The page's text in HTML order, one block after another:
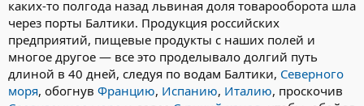
каких-то полгода назад львиная доля товарооборота шла
через порты Балтики. Продукция российских
предприятий, пищевые продукты с наших полей и
многое другое — все это проделывало долгий путь
длиной в 40 дней, следуя по водам Балтики, Северного
моря, обогнув Францию, Испанию, Италию, проскочив